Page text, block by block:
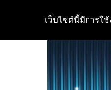
to
เว็บไซต์นี้มีการใ